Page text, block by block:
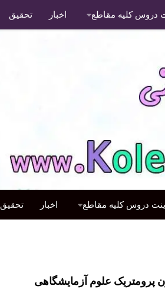
دروس کلیه مقاطع اخبار تحقیق
دروس کلیه مقاطع اخبار تحقیق
پرومتریک علوم آزمایشگاهی